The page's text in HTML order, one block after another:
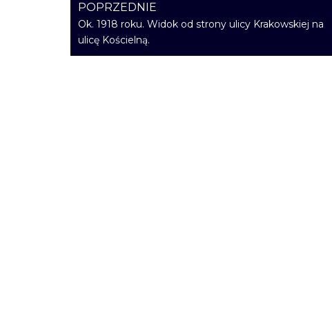
POPRZEDNIE
Ok. 1918 roku. Widok od strony ulicy Krakowskiej na
ulicę Kościelną.